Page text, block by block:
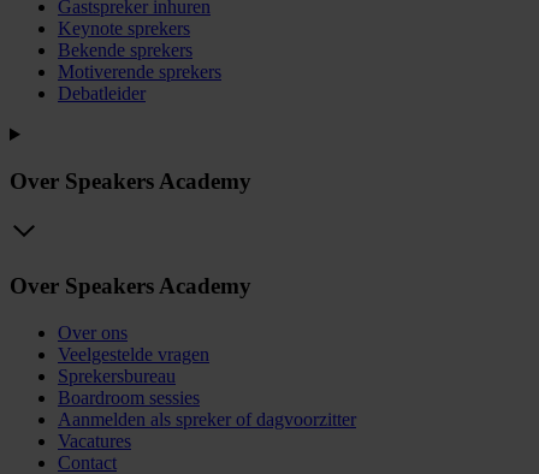
Gastspreker inhuren
Keynote sprekers
Bekende sprekers
Motiverende sprekers
Debatleider
Over Speakers Academy
Over Speakers Academy
Over ons
Veelgestelde vragen
Sprekersbureau
Boardroom sessies
Aanmelden als spreker of dagvoorzitter
Vacatures
Contact